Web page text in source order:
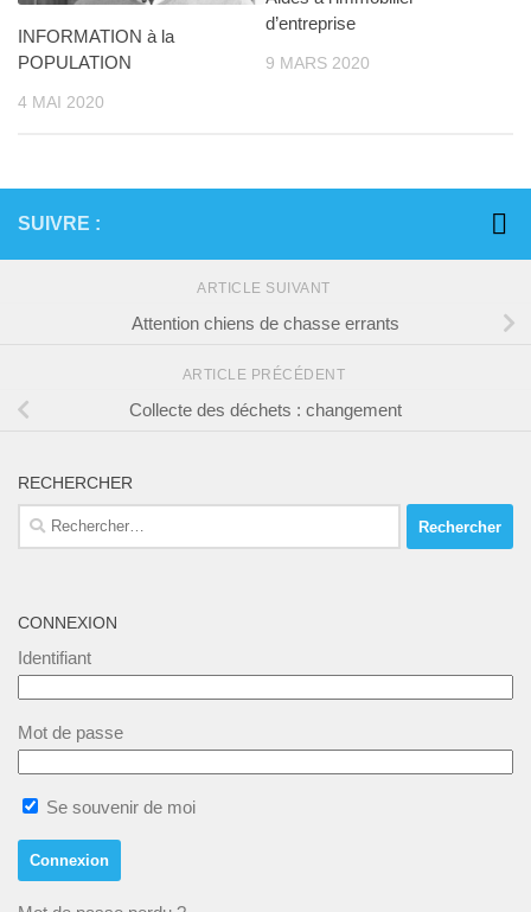
INFORMATION à la
POPULATION
4 MAI 2020
d’entreprise
9 MARS 2020
SUIVRE :
ARTICLE SUIVANT
Attention chiens de chasse errants
ARTICLE PRÉCÉDENT
Collecte des déchets : changement
RECHERCHER
Rechercher :
CONNEXION
Identifiant
Mot de passe
Se souvenir de moi